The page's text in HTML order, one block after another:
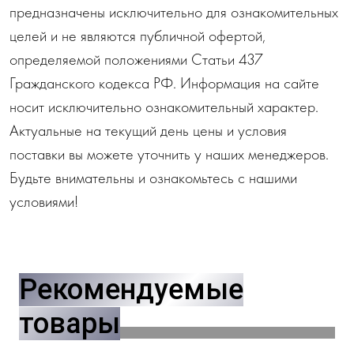
предназначены исключительно для ознакомительных
целей и не являются публичной офертой,
определяемой положениями Статьи 437
Гражданского кодекса РФ. Информация на сайте
носит исключительно ознакомительный характер.
Актуальные на текущий день цены и условия
поставки вы можете уточнить у наших менеджеров.
Будьте внимательны и ознакомьтесь с нашими
условиями!
Рекомендуемые
товары